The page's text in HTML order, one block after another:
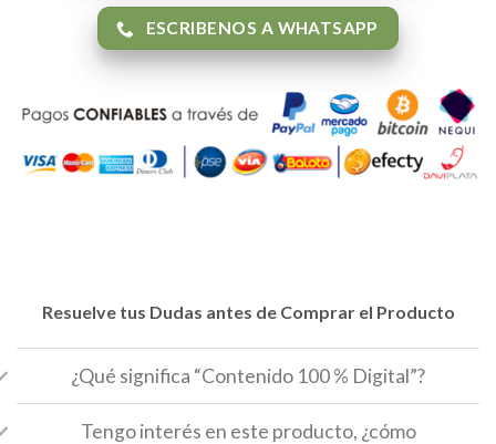
ESCRIBENOS A WHATSAPP
Resuelve tus Dudas antes de Comprar el Producto
¿Qué significa “Contenido 100 % Digital”?
Tengo interés en este producto, ¿cómo